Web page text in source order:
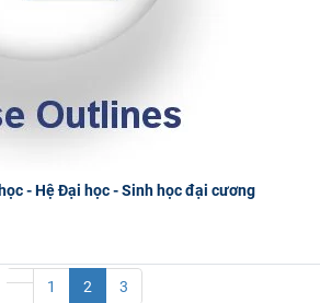
- Hệ Đại học - Sinh học đại cương
1 2 3